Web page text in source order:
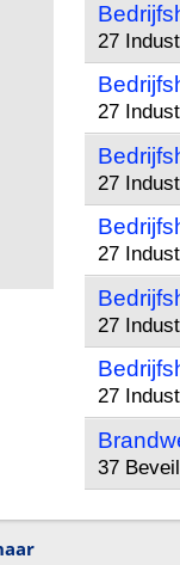
27
27
27
27
27
27
37